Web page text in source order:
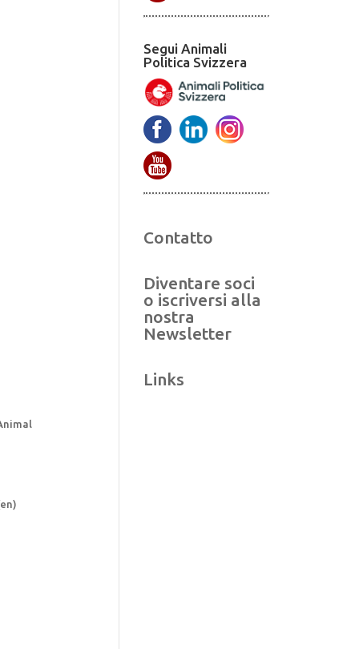
Segui Animali
Politica Svizzera
Contatto
Diventare soci
o iscriversi alla
nostra
Newsletter
Links